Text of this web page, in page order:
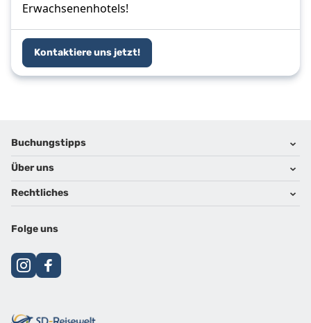
Erwachsenenhotels!
Kontaktiere uns jetzt!
Footer navigation
Buchungstipps
Warum im Reisebüro buchen
Hoteltipps
Reisewelten
Über uns
Kontakt
Karriere
Rechtliches
Impressum
Folge uns